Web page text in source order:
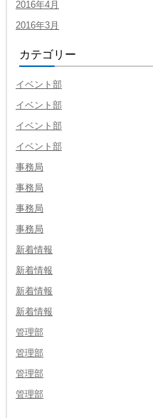
2016年4月
2016年3月
カテゴリー
イベント部
イベント部
イベント部
イベント部
事務局
事務局
事務局
事務局
新着情報
新着情報
新着情報
新着情報
管理部
管理部
管理部
管理部